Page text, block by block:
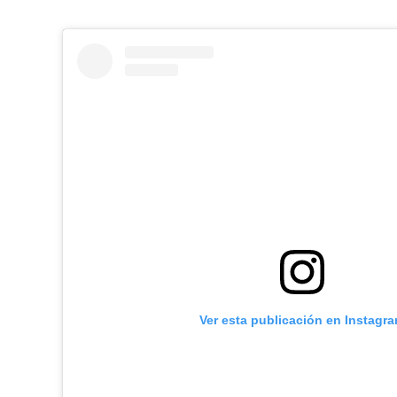
Ver esta publicación en